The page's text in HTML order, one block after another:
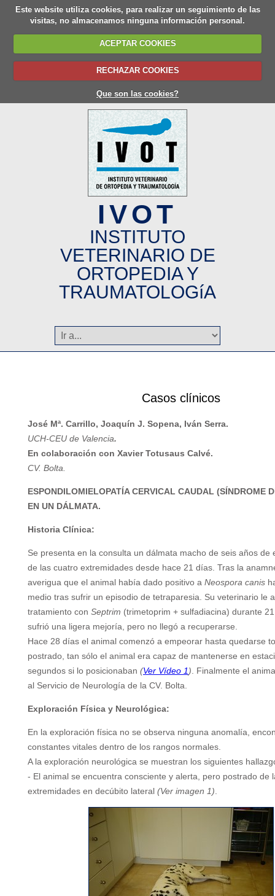
Este website utiliza cookies, para realizar un seguimiento de las
visitas, no almacenamos ninguna información personal.
ACEPTAR COOKIES
RECHAZAR COOKIES
Que son las cookies?
IVOT
INSTITUTO
VETERINARIO DE
ORTOPEDIA Y
TRAUMATOLOGíA
Casos clínicos
José Mª. Carrillo, Joaquín J. Sopena, Iván Serra.
UCH-CEU de Valencia.
En colaboración con Xavier Totusaus Calvé.
CV. Bolta.
ESPONDILOMIELOPATÍA CERVICAL CAUDAL (SÍNDROME
EN UN DÁLMATA.
Historia Clínica:
Se presenta en la consulta un dálmata macho de seis años de
de las cuatro extremidades desde hace 21 días. Tras la
averigua que el animal había dado positivo a Neospora canis
medio tras sufrir un episodio de tetraparesia. Su veterinario le
tratamiento con Septrim (trimetoprim + sulfadiacina) durante
sufrió una ligera mejoría, pero no llegó a recuperarse.
Hace 28 días el animal comenzó a empeorar hasta quedarse
postrado, tan sólo el animal era capaz de mantenerse en
segundos si lo posicionaban (Ver Vídeo 1) . Finalmente el
al Servicio de Neurología de la CV. Bolta.
Exploración Física y Neurológica:
En la exploración física no se observa ninguna anomalía,
constantes vitales dentro de los rangos normales.
A la exploración neurológica se muestran los siguientes
- El animal se encuentra consciente y alerta, pero postrado de
extremidades en decúbito lateral (Ver imagen 1)